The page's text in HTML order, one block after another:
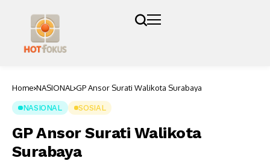
Home NASIONAL GP Ansor Surati Walikota Surabaya
NASIONAL SOSIAL
GP Ansor Surati Walikota
Surabaya